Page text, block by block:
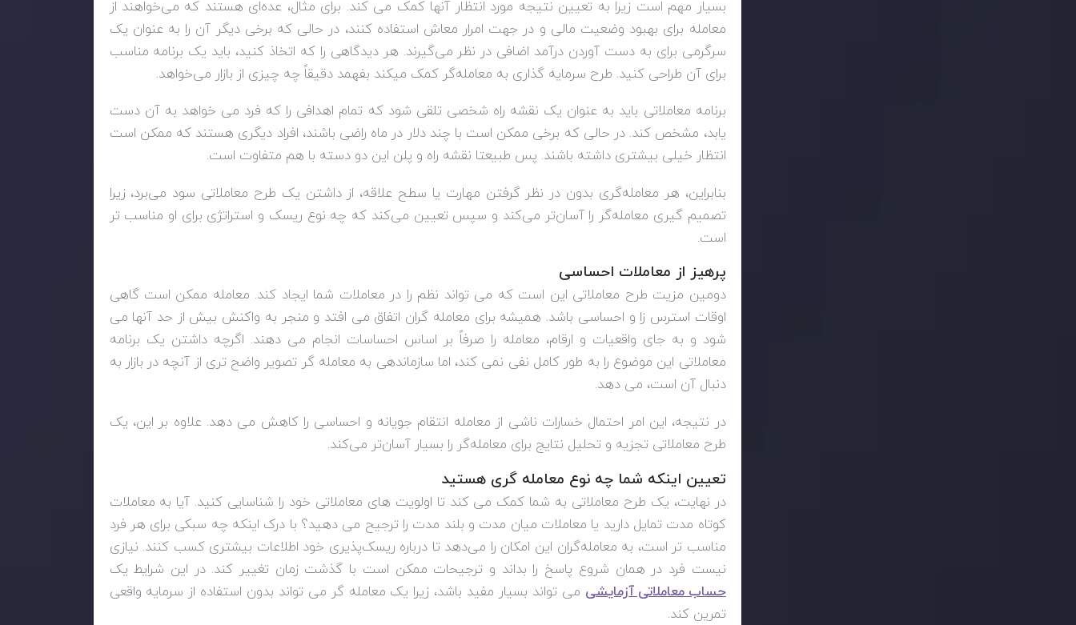
بسیار مهم است زیرا به تعیین نتیجه مورد انتظار آنها کمک می کند. برای مثال، عده‌ای هستند که می‌خواهند از
معامله برای بهبود وضعیت مالی و در جهت امرار معاش استفاده کنند، در حالی که برخی دیگر آن را به عنوان یک
سرگرمی برای به دست آوردن درآمد اضافی در نظر می‌گیرند. هر دیدگاهی را که اتخاذ کنید، باید یک برنامه مناسب
برای آن طراحی کنید. طرح سرمایه‌ گذاری به معامله‌گر کمک میکند بفهمد دقیقاً چه چیزی از بازار می‌خواهد.
برنامه معاملاتی باید به عنوان یک نقشه راه شخصی تلقی شود که تمام اهدافی را که فرد می خواهد به آن دست
یابد، مشخص کند. در حالی که برخی ممکن است با چند دلار در ماه راضی باشند، افراد دیگری هستند که ممکن است
انتظار خیلی بیشتری داشته باشند. پس طبیعتا نقشه راه و پلن این دو دسته با هم متفاوت است.
بنابراین، هر معامله‌گری بدون در نظر گرفتن مهارت یا سطح علاقه، از داشتن یک طرح معاملاتی سود می‌برد، زیرا
تصمیم گیری معامله‌گر را آسان‌تر می‌کند و سپس تعیین می‌کند که چه نوع ریسک و استراتژی برای او مناسب ‌تر
است.
پرهیز از معاملات احساسی
دومین مزیت طرح معاملاتی این است که می تواند نظم را در معاملات شما ایجاد کند. معامله ممکن است گاهی
اوقات استرس زا و احساسی باشد. همیشه برای معامله گران اتفاق می افتد و منجر به واکنش بیش از حد آنها می
شود و به جای واقعیات و ارقام، معامله را صرفاً بر اساس احساسات انجام می دهند. اگرچه داشتن یک برنامه
معاملاتی این موضوع را به طور کامل نفی نمی کند، اما سازماندهی به معامله گر تصویر واضح تری از آنچه در بازار به
دنبال آن است، می دهد.
در نتیجه، این امر احتمال خسارات ناشی از معامله انتقام جویانه و احساسی را کاهش می دهد. علاوه بر این، یک
طرح معاملاتی تجزیه و تحلیل نتایج برای معامله‌گر را بسیار آسان‌تر می‌کند.
تعیین اینکه شما چه نوع معامله گری هستید
در نهایت، یک طرح معاملاتی به شما کمک می کند تا اولویت های معاملاتی خود را شناسایی کنید. آیا به معاملات
کوتاه مدت تمایل دارید یا معاملات میان مدت و بلند مدت را ترجیح می دهید؟ با درک اینکه چه سبکی برای هر فرد
مناسب ‌تر است، به معامله‌گران این امکان را می‌دهد تا درباره ریسک‌پذیری خود اطلاعات بیشتری کسب کنند. نیازی
نیست فرد در همان شروع پاسخ را بداند و ترجیحات ممکن است با گذشت زمان تغییر کند. در این شرایط یک
حساب معاملاتی آزمایشی می تواند بسیار مفید باشد، زیرا یک معامله گر می تواند بدون استفاده از سرمایه واقعی
تمرین کند.